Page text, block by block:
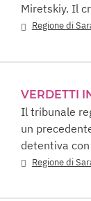
Miretskiy. Il
Regione di
VERDETTI
Il tribunale
un
detentiva
Regione di